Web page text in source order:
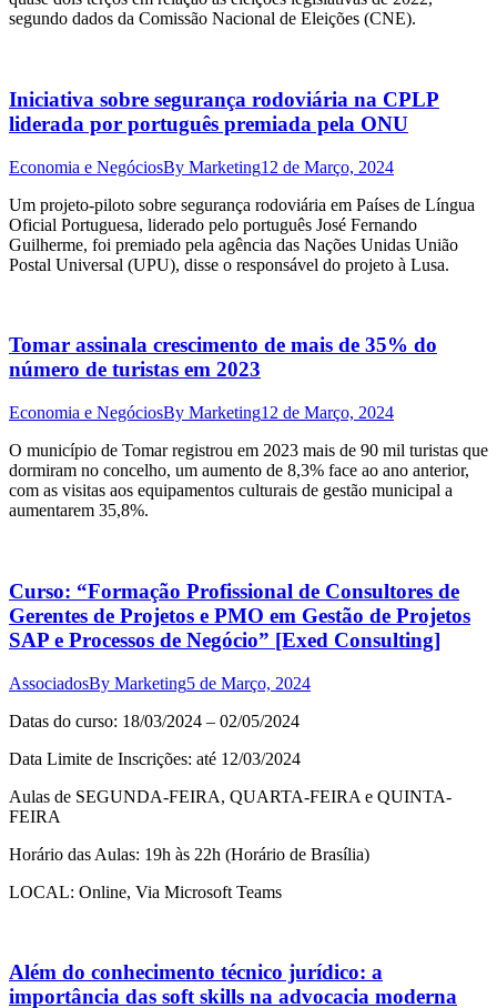
segundo dados da Comissão Nacional de Eleições (CNE).
Iniciativa sobre segurança rodoviária na CPLP
liderada por português premiada pela ONU
Economia e NegóciosBy Marketing12 de Março, 2024
Um projeto-piloto sobre segurança rodoviária em Países de Língua
Oficial Portuguesa, liderado pelo português José Fernando
Guilherme, foi premiado pela agência das Nações Unidas União
Postal Universal (UPU), disse o responsável do projeto à Lusa.
Tomar assinala crescimento de mais de 35% do
número de turistas em 2023
Economia e NegóciosBy Marketing12 de Março, 2024
O município de Tomar registrou em 2023 mais de 90 mil turistas que
dormiram no concelho, um aumento de 8,3% face ao ano anterior,
com as visitas aos equipamentos culturais de gestão municipal a
aumentarem 35,8%.
Curso: “Formação Profissional de Consultores de
Gerentes de Projetos e PMO em Gestão de Projetos
SAP e Processos de Negócio” [Exed Consulting]
AssociadosBy Marketing5 de Março, 2024
Datas do curso: 18/03/2024 – 02/05/2024
Data Limite de Inscrições: até 12/03/2024
Aulas de SEGUNDA-FEIRA, QUARTA-FEIRA e QUINTA-
FEIRA
Horário das Aulas: 19h às 22h (Horário de Brasília)
LOCAL: Online, Via Microsoft Teams
Além do conhecimento técnico jurídico: a
importância das soft skills na advocacia moderna